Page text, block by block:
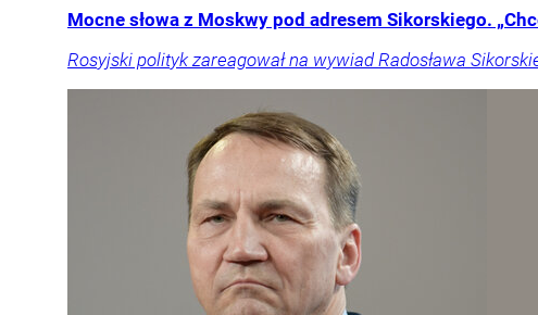
Mocne słowa z Moskwy pod adresem Sikorskiego.
Rosyjski polityk zareagował na wywiad Radosława